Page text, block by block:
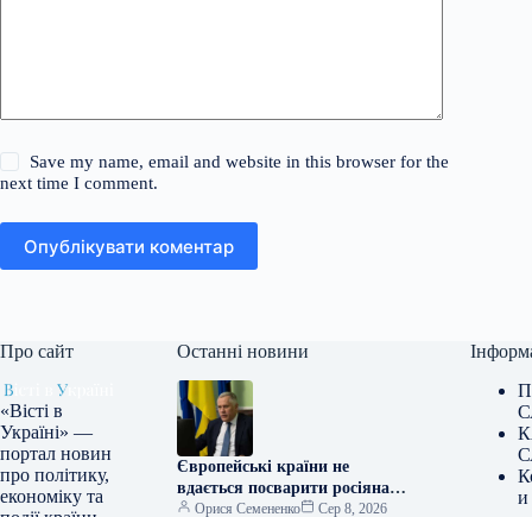
Save my name, email and website in this browser for the
next time I comment.
Опублікувати коментар
Про сайт
«Вісті в
Україні» —
портал новин
про політику,
економіку та
Останні новини
Європейські країни не
вдається посварити росіянам,
каже Жовква.
Орися Семененко Сер 8, 2026
и